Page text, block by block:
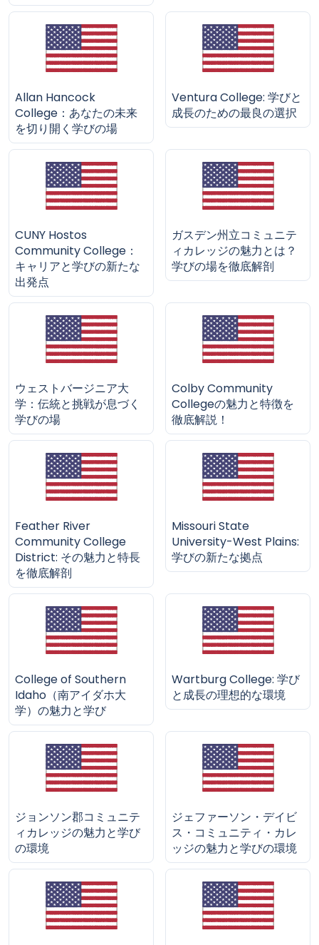
Allan Hancock
College：あなたの未来
を切り開く学びの場
Ventura College: 学びと
成長のための最良の選択
CUNY Hostos
Community College：
キャリアと学びの新たな
出発点
ガスデン州立コミュニテ
ィカレッジの魅力とは？
学びの場を徹底解剖
ウェストバージニア大
学：伝統と挑戦が息づく
学びの場
Colby Community
Collegeの魅力と特徴を
徹底解説！
Feather River
Community College
District: その魅力と特長
を徹底解剖
Missouri State
University-West Plains:
学びの新たな拠点
College of Southern
Idaho（南アイダホ大
学）の魅力と学び
Wartburg College: 学び
と成長の理想的な環境
ジョンソン郡コミュニテ
ィカレッジの魅力と学び
の環境
ジェファーソン・デイビ
ス・コミュニティ・カレ
ッジの魅力と学びの環境